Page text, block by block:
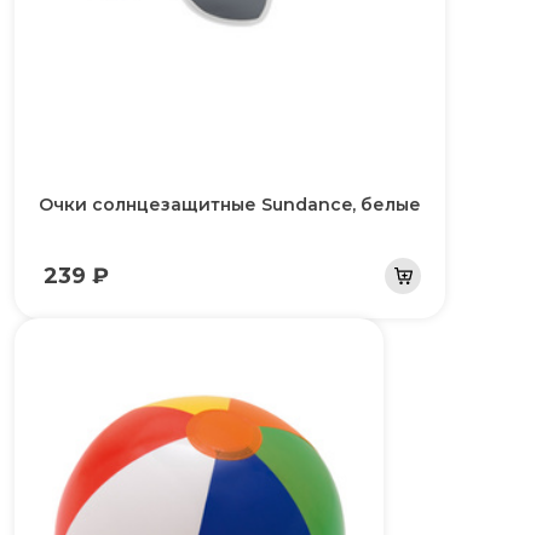
Очки солнцезащитные Sundance, белые
239 ₽